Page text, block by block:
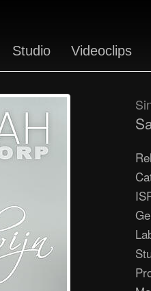
Studio Videoclips